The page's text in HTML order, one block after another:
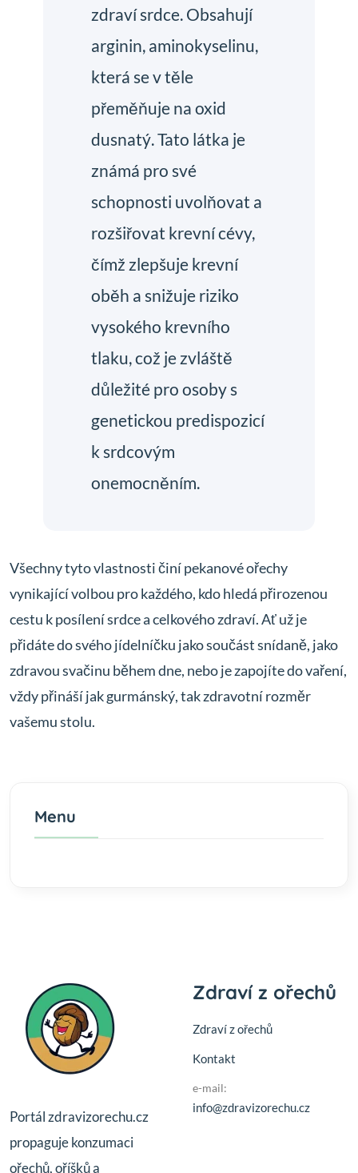
zdraví srdce. Obsahují
arginin, aminokyselinu,
která se v těle
přeměňuje na oxid
dusnatý. Tato látka je
známá pro své
schopnosti uvolňovat a
rozšiřovat krevní cévy,
čímž zlepšuje krevní
oběh a snižuje riziko
vysokého krevního
tlaku, což je zvláště
důležité pro osoby s
genetickou predispozicí
k srdcovým
onemocněním.
Všechny tyto vlastnosti činí pekanové ořechy
vynikající volbou pro každého, kdo hledá přirozenou
cestu k posílení srdce a celkového zdraví. Ať už je
přidáte do svého jídelníčku jako součást snídaně, jako
zdravou svačinu během dne, nebo je zapojíte do vaření,
vždy přináší jak gurmánský, tak zdravotní rozměr
vašemu stolu.
Menu
Portál zdravizorechu.cz
propaguje konzumaci
ořechů, oříšků a
Zdraví z ořechů
Zdraví z ořechů
Kontakt
e-mail:
info@zdravizorechu.cz